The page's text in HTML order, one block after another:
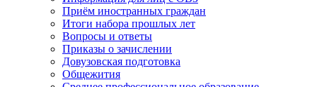
Приём иностранных граждан
Итоги набора прошлых лет
Вопросы и ответы
Приказы о зачислении
Довузовская подготовка
Общежития